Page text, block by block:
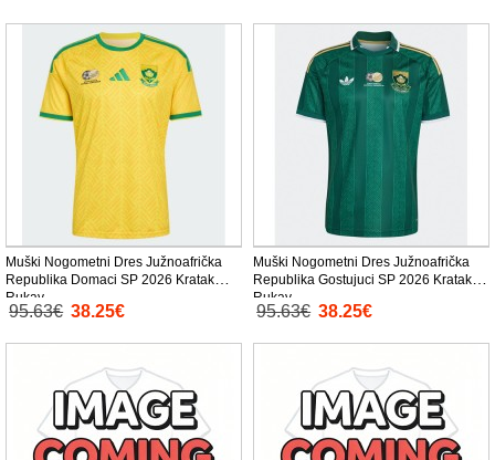
Muški Nogometni Dres Južnoafrička
Republika Domaci SP 2026 Kratak
Rukav
95.63€ 38.25€
Muški Nogometni Dres Južnoafrička
Republika Gostujuci SP 2026 Kratak
Rukav
95.63€ 38.25€